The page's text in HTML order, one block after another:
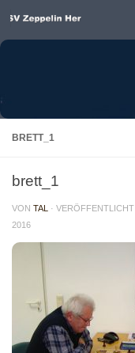
Unter dem Inhalt
BRETT_1
brett_1
VON TAL · VERÖFFENTLICHT
2016